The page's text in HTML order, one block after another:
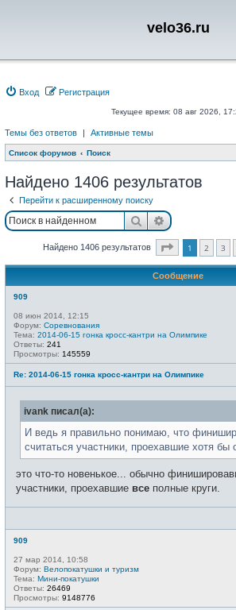
velo36.ru
Вход Регистрация
Текущее время: 08 авг 2026,
Темы без ответов | Активные темы
Список форумов Поиск
Найдено 1406 результатов
Перейти к расширенному поиску
Поиск
Найдено 1406 результатов Страница из
1 2 3
Сообщение
909
08 июн 2014, 12:15
Форум: Соревнования
Тема: 2014-06-15 гонка кросс-кантри на Олимпике
Ответы: 241
Просмотры: 145559
Re: 2014-06-15 гонка кросс-кантри на Олимпике
ivank писал(а):
И ведь я правильно понимаю, что
считаться участники, проехавшие хотя бы
это что-то новенькое... обычно
участники, проехавшие все полные круги.
909
27 мар 2014, 10:58
Форум: Велопокатушки и туризм
Тема: Мини-покатушки
Ответы: 26469
Просмотры: 9148776